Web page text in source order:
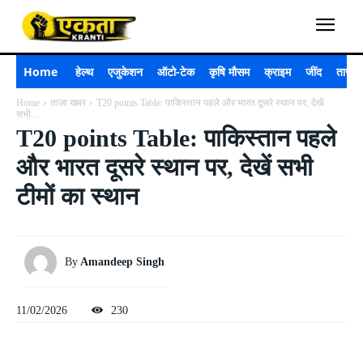
Home हेल्थ एजुकेशन ऑटो-टेक कृषि मौसम क्राइम जींद ताजा
Home ताजा खबर
T20 points Table: पाकिस्तान पहले और भारत दूसरे स्थान पर, देखें
सभी...
T20 points Table: पाकिस्तान पहले
और भारत दूसरे स्थान पर, देखें सभी
टीमों का स्थान
By Amandeep Singh
11/02/2026 230